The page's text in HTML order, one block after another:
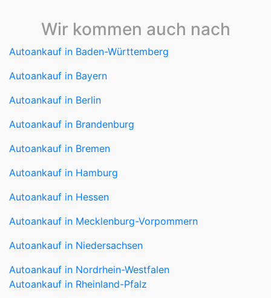
Autoankauf in Baden-Württemberg
Autoankauf in Berlin
Autoankauf in Niedersachsen
Autoankauf in Rheinland-Pfalz